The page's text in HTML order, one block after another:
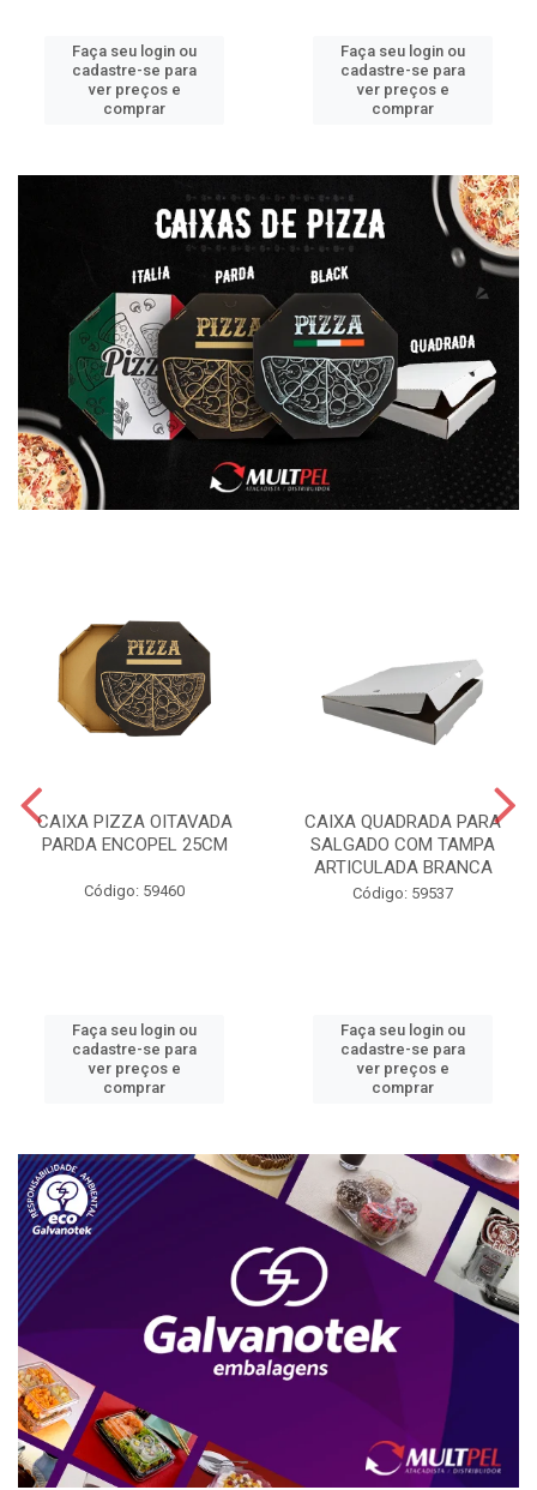
Faça seu login ou
cadastre-se para
ver preços e
comprar
Faça seu login ou
cadastre-se para
ver preços e
comprar
CAIXA PIZZA OITAVADA
PARDA ENCOPEL 25CM
Código: 59460
Faça seu login ou
cadastre-se para
ver preços e
comprar
CAIXA QUADRADA PARA
SALGADO COM TAMPA
ARTICULADA BRANCA
Código: 59537
Faça seu login ou
cadastre-se para
ver preços e
comprar